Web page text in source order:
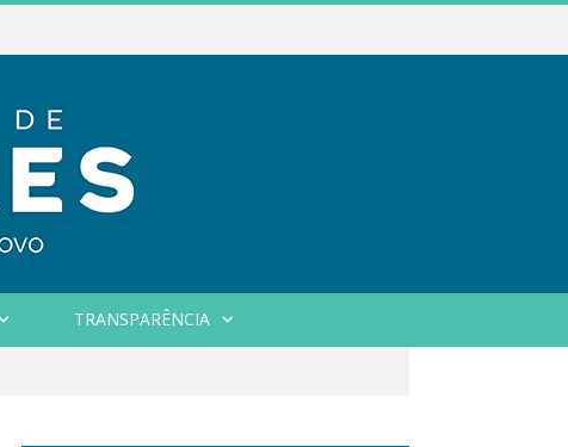
TRANSPARÊNCIA